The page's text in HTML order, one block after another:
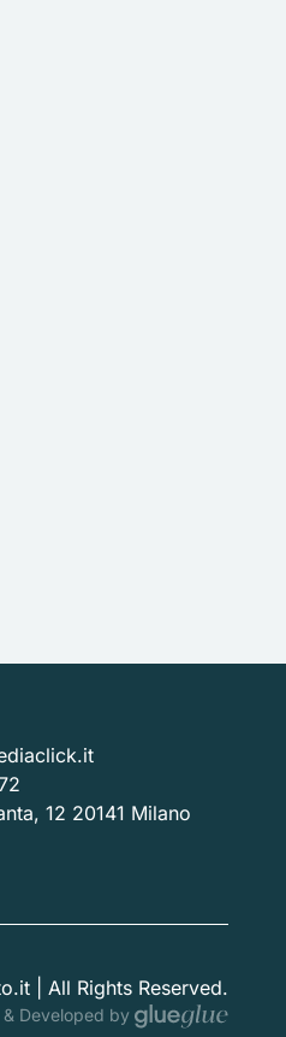
12 20141 Milano
| All Rights Reserved.
& Developed by